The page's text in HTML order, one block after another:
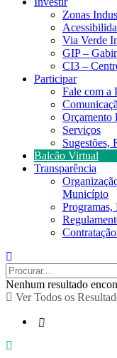
Zonas
Via Verde
GIP –
CI3 –
Participar
Fale com a
Orçamento
Serviços
Sugestões,
Balcão Virtual
Transparência
Município
Programas,
Nenhum resultado
Ver Todos os